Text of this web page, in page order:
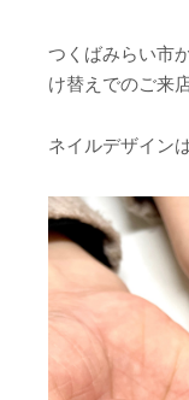
つくばみらい市
け替えでのご来
ネイルデザイン